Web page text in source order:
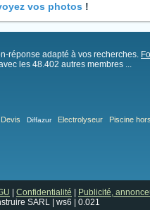
vos photos !
réponse adapté à vos recherches.
les 48.402 autres membres ...
Devis Diffazur Electrolyseur Piscine
Confidentialité
Publicité,
SARL | ws6 | 0.021